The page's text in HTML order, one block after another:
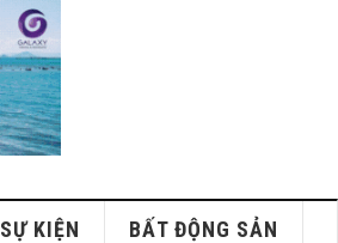
SỰ KIỆN BẤT ĐỘNG SẢN